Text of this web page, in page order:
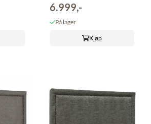
6.999,-
På lager
Kjøp